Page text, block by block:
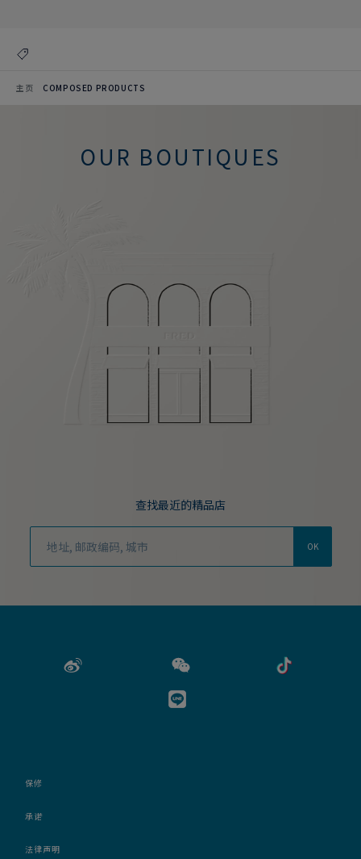
主页 COMPOSED PRODUCTS
OUR BOUTIQUES
查找最近的精品店
OK
保修
承诺
法律声明